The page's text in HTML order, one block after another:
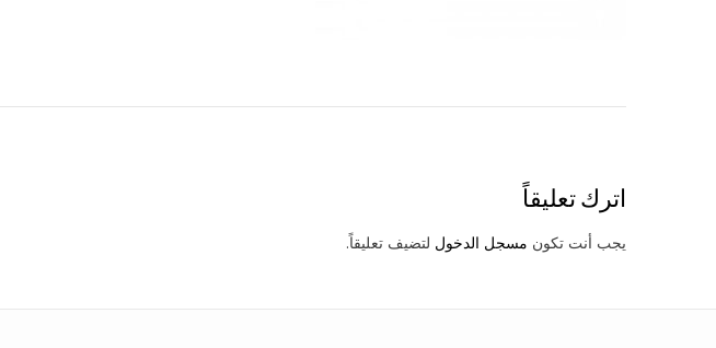
اترك تعليقاً
يجب أنت تكون مسجل الدخول لتضيف تعليقاً.